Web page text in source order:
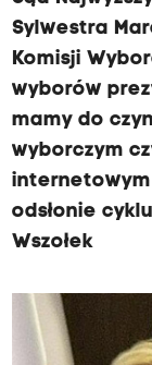
Sylwestra
Komisji
wyborów
mamy do
wyborczym
internetowym
odsłonie
Wszołek